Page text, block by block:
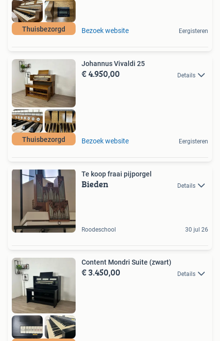
Thuisbezorgd Bezoek website Eergisteren
Thuisbezorgd
Johannus Vivaldi 25
€ 4.950,00 Details
Bezoek website Eergisteren
Te koop fraai pijporgel
Bieden Details
Roodeschool 30 jul 26
Content Mondri Suite (zwart)
€ 3.450,00 Details